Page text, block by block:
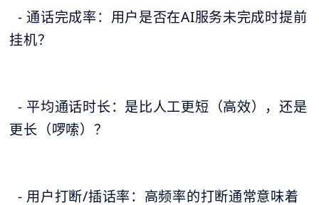
- 通话完成率：用户是否在AI服务未完成时提前
挂机？
- 平均通话时长：是比人工更短（高效），还是
更长（啰嗦）？
- 用户打断/插话率：高频率的打断通常意味着